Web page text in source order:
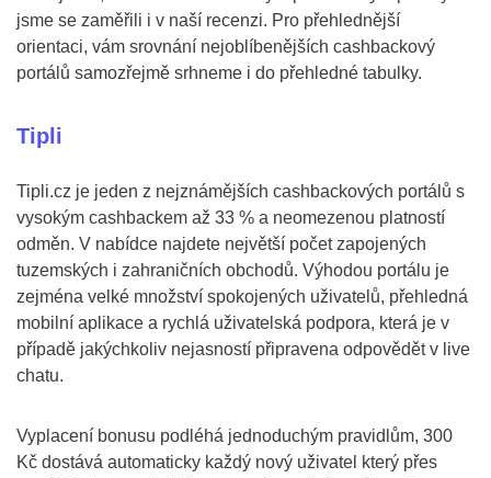
jsme se zaměřili i v naší recenzi. Pro přehlednější
orientaci, vám srovnání nejoblíbenějších cashbackový
portálů samozřejmě srhneme i do přehledné tabulky.
Tipli
Tipli.cz je jeden z nejznámějších cashbackových portálů s
vysokým cashbackem až 33 % a neomezenou platností
odměn. V nabídce najdete největší počet zapojených
tuzemských i zahraničních obchodů. Výhodou portálu je
zejména velké množství spokojených uživatelů, přehledná
mobilní aplikace a rychlá uživatelská podpora, která je v
případě jakýchkoliv nejasností připravena odpovědět v live
chatu.
Vyplacení bonusu podléhá jednoduchým pravidlům, 300
Kč dostává automaticky každý nový uživatel který přes